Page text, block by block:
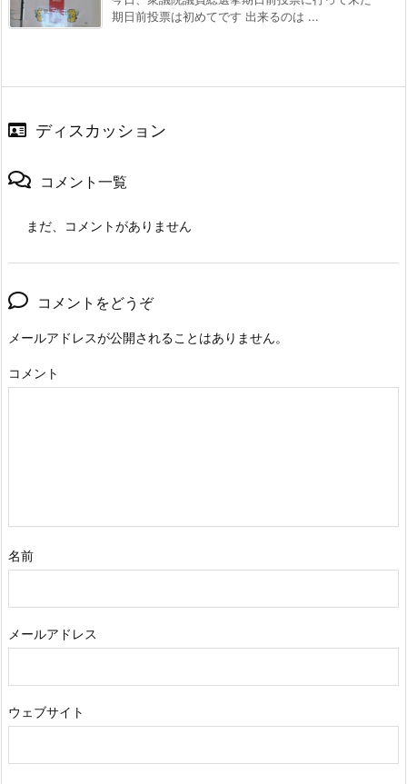
期日前投票は初めてです 出来るのは ...
ディスカッション
コメント一覧
まだ、コメントがありません
コメントをどうぞ
メールアドレスが公開されることはありません。
コメント
名前
メールアドレス
ウェブサイト